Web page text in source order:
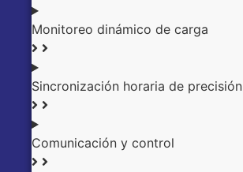
Monitoreo dinámico de carga
Sincronización horaria de precisión
Comunicación y control